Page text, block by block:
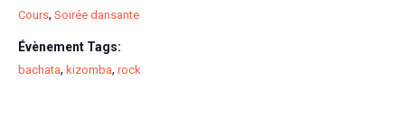
Cours, Soirée dansante
Évènement Tags:
bachata, kizomba, rock